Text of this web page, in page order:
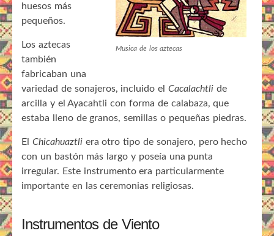
Musica de los aztecas
huesos más
pequeños.
Los aztecas
también
fabricaban una
variedad de sonajeros, incluido elCacalachtli de
arcilla y el Ayacahtli con forma de calabaza, que
estaba lleno de granos, semillas o pequeñas piedras.
El Chicahuaztliera otro tipo de sonajero, pero hecho
con un bastón más largo y poseía una punta
irregular. Este instrumento era particularmente
importante en las ceremonias religiosas.
Instrumentos de Viento